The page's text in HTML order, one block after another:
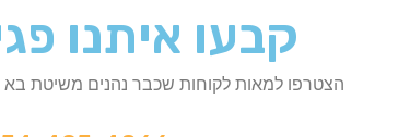
קבעו איתנו
הצטרפו למאות לקוחות שכבר נהנים משיטת בא